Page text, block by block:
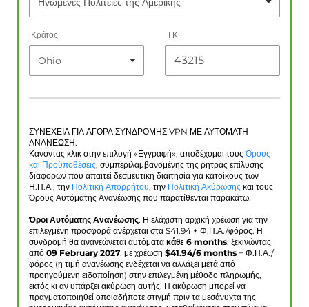
Κράτος ΤΚ
ΣΥΝΕΧΕΙΑ ΓΙΑ ΑΓΟΡΑ ΣΥΝΔΡΟΜΗΣ VPN ΜΕ ΑΥΤΟΜΑΤΗ
ΑΝΑΝΕΩΣΗ.
Κάνοντας κλικ στην επιλογή «Εγγραφή», αποδέχομαι τουςΌρους
και Προϋποθέσεις, συμπεριλαμβανομένης της ρήτρας επίλυσης
διαφορών που απαιτεί δεσμευτική διαιτησία για κατοίκους των
Η.Π.Α., την Πολιτική Απορρήτου, την Πολιτική Ακύρωσης και τους
Όρους Αυτόματης Ανανέωσης που παρατίθενται παρακάτω.
Όροι Αυτόματης Ανανέωσης: Η ελάχιστη αρχική χρέωση για την
επιλεγμένη προσφορά ανέρχεται στα $41.94 + Φ.Π.Α./φόρος. Η
συνδρομή θα ανανεώνεται αυτόματα κάθε 6 months, ξεκινώντας
από 09 February 2027, με χρέωση $41.94/6 months + Φ.Π.Α./
φόρος (η τιμή ανανέωσης ενδέχεται να αλλάξει μετά από
προηγούμενη ειδοποίηση) στην επιλεγμένη μέθοδο πληρωμής,
εκτός κι αν υπάρξει ακύρωση αυτής. Η ακύρωση μπορεί να
πραγματοποιηθεί οποιαδήποτε στιγμή πριν τα μεσάνυχτα της